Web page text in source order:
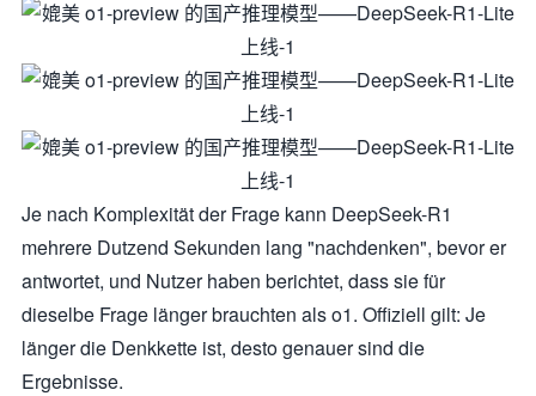
Je nach Komplexität der Frage kann DeepSeek-R1
mehrere Dutzend Sekunden lang "nachdenken", bevor er
antwortet, und Nutzer haben berichtet, dass sie für
dieselbe Frage länger brauchten als o1. Offiziell gilt: Je
länger die Denkkette ist, desto genauer sind die
Ergebnisse.